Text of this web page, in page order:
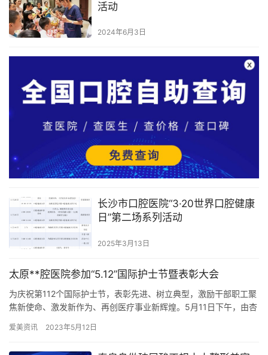
活动
2024年6月3日
长沙市口腔医院“3·20世界口腔健康
日”第二场系列活动
2025年3月13日
太原**腔医院参加“5.12”国际护士节暨表彰大会
为庆祝第112个国际护士节，表彰先进、树立典型，激励干部职工聚
焦新使命、激发新作为、再创医疗事业新辉煌。5月11日下午，由杏
爱美资讯 2023年5月12日